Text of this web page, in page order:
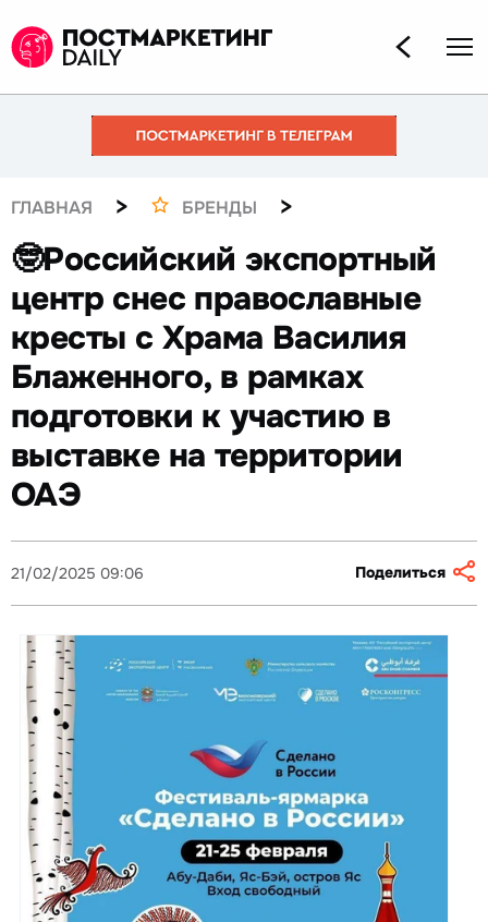
ГЛАВНАЯ > БРЕНДЫ >
🤓Российский экспортный
центр снес православные
кресты с Храма Василия
Блаженного, в рамках
подготовки к участию в
выставке на территории
ОАЭ
21/02/2025 09:06 Поделиться